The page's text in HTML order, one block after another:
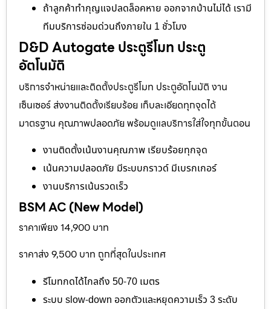
ถ้าลูกค้าทำกุญแจปลดล็อคหาย ออกจากบ้านไม่ได้ เรามี
ทีมบริการซ่อมด่วนถึงภายใน 1 ชั่วโมง
D&D Autogate ประตูรีโมท ประตู
อัตโนมัติ
บริการจำหน่ายและติดตั้งประตูรีโมท ประตูอัตโนมัติ งาน
เซ็นเซอร์ ส่งงานติดตั้งเรียบร้อย เก็บละเอียดทุกจุดได้
มาตรฐาน คุณภาพปลอดภัย พร้อมดูแลบริการใส่ใจทุกขั้นตอน
งานติดตั้งเน้นงานคุณภาพ เรียบร้อยทุกจุด
เน้นความปลอดภัย มีระบบกราวด์ มีเบรกเกอร์
งานบริการเน้นรวดเร็ว
BSM AC (New Model)
ราคาเพียง 14,900 บาท
ราคาส่ง 9,500 บาท ถูกที่สุดในประเทศ
รีโมทกดได้ไกลถึง 50-70 เมตร
ระบบ slow-down ออกตัวและหยุดความเร็ว 3 ระดับ